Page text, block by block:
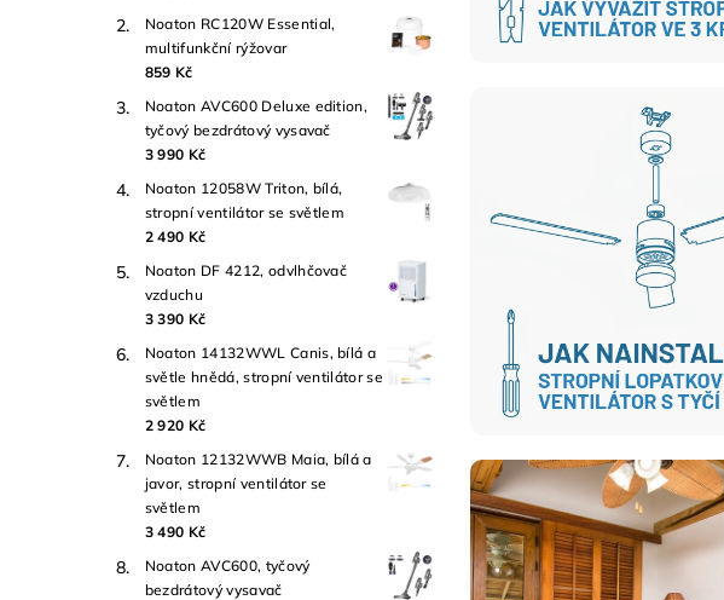
Noaton RC120W Essential,
multifunkční rýžovar
859 Kč
Noaton AVC600 Deluxe edition,
tyčový bezdrátový vysavač
3 990 Kč
Noaton 12058W Triton, bílá,
stropní ventilátor se světlem
2 490 Kč
Noaton DF 4212, odvlhčovač
vzduchu
3 390 Kč
Noaton 14132WWL Canis, bílá a
světle hnědá, stropní ventilátor se
světlem
2 920 Kč
Noaton 12132WWB Maia, bílá a
javor, stropní ventilátor se
světlem
3 490 Kč
Noaton AVC600, tyčový
bezdrátový vysavač